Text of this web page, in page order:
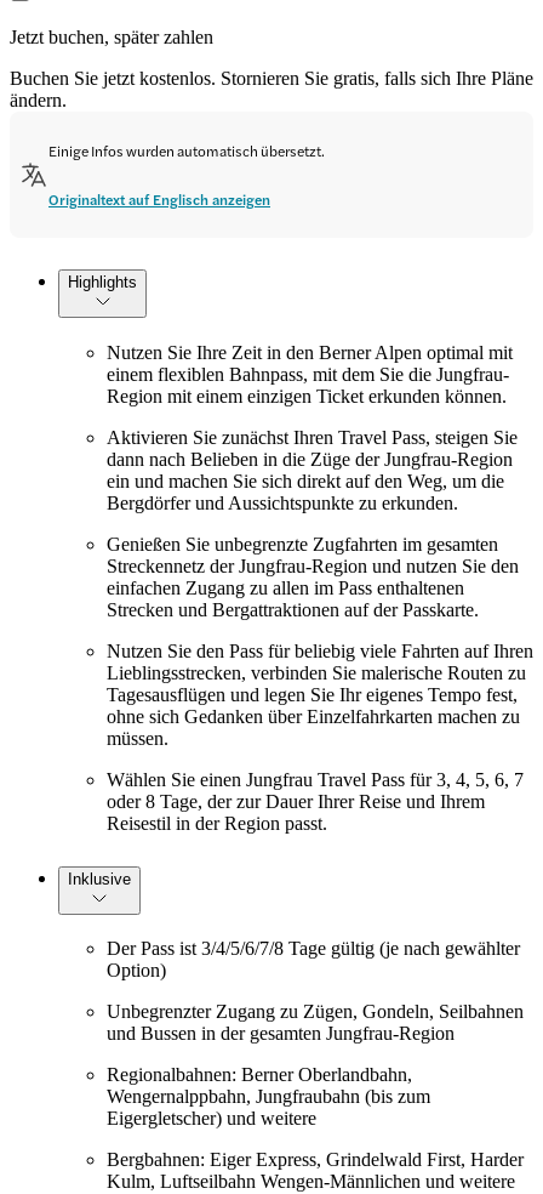
Jetzt buchen, später zahlen
Buchen Sie jetzt kostenlos. Stornieren Sie gratis, falls sich Ihre Pläne
ändern.
Einige Infos wurden automatisch übersetzt.
Originaltext auf Englisch anzeigen
Highlights
Nutzen Sie Ihre Zeit in den Berner Alpen optimal mit
einem flexiblen Bahnpass, mit dem Sie die Jungfrau-
Region mit einem einzigen Ticket erkunden können.
Aktivieren Sie zunächst Ihren Travel Pass, steigen Sie
dann nach Belieben in die Züge der Jungfrau-Region
ein und machen Sie sich direkt auf den Weg, um die
Bergdörfer und Aussichtspunkte zu erkunden.
Genießen Sie unbegrenzte Zugfahrten im gesamten
Streckennetz der Jungfrau-Region und nutzen Sie den
einfachen Zugang zu allen im Pass enthaltenen
Strecken und Bergattraktionen auf der Passkarte.
Nutzen Sie den Pass für beliebig viele Fahrten auf Ihren
Lieblingsstrecken, verbinden Sie malerische Routen zu
Tagesausflügen und legen Sie Ihr eigenes Tempo fest,
ohne sich Gedanken über Einzelfahrkarten machen zu
müssen.
Wählen Sie einen Jungfrau Travel Pass für 3, 4, 5, 6, 7
oder 8 Tage, der zur Dauer Ihrer Reise und Ihrem
Reisestil in der Region passt.
Inklusive
Der Pass ist 3/4/5/6/7/8 Tage gültig (je nach gewählter
Option)
Unbegrenzter Zugang zu Zügen, Gondeln, Seilbahnen
und Bussen in der gesamten Jungfrau-Region
Regionalbahnen: Berner Oberlandbahn,
Wengernalppbahn, Jungfraubahn (bis zum
Eigergletscher) und weitere
Bergbahnen: Eiger Express, Grindelwald First, Harder
Kulm, Luftseilbahn Wengen-Männlichen und weitere